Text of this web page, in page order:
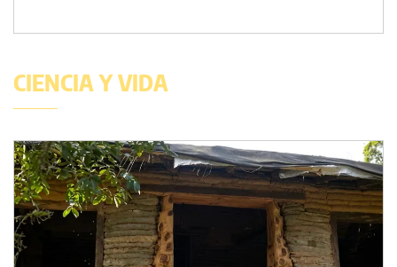
CIENCIA Y VIDA